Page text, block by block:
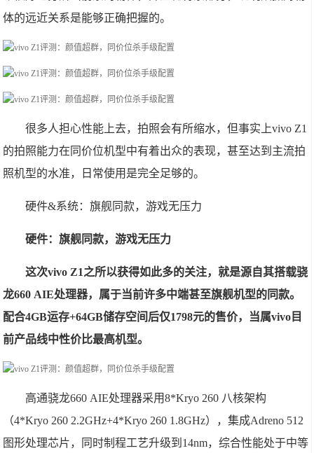
体的远近关系是能够正确把握的。
很多人担心性能上去，拍照会有所缩水，但事实上vivo Z1
的拍照能力在同价位机型中有着出众的表现，甚至达到主流拍
照机型的水准，日常使用是完全足够的。
硬件&系统：旗舰同款，游戏无压力
硬件：旗舰同款，游戏无压力
这次vivo Z1之所以获得如此多的关注，就是源自其搭载骁
龙660 AIE处理器，属于当前许多中端甚至旗舰机型的同款。
配合4GB运存+64GB储存空间后仅1798元的售价，当属vivo目
前产品线中性价比最高机型。
高通骁龙660 AIE处理器采用8*Kryo 260 八核架构
（4*Kryo 260 2.2GHz+4*Kryo 260 1.8GHz），集成Adreno 512
图形处理芯片，同时制程工艺升级到14nm，综合性能处于中等